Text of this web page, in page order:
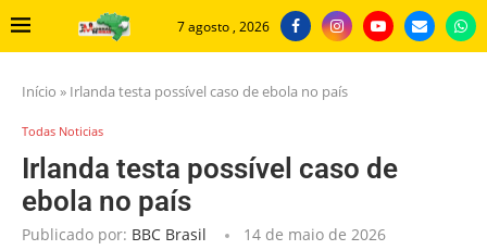
7 agosto , 2026
Início » Irlanda testa possível caso de ebola no país
Todas Noticias
Irlanda testa possível caso de
ebola no país
Publicado por: BBC Brasil 14 de maio de 2026